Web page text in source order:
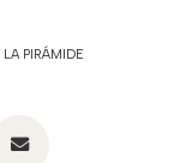
LA PIRÁMIDE